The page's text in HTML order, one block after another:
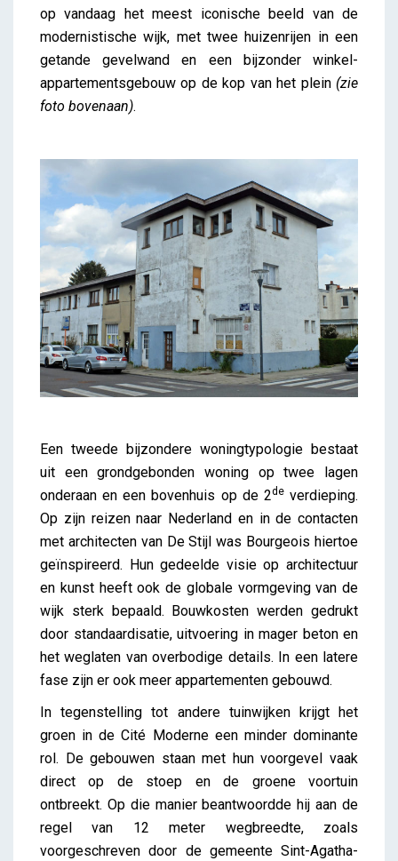
op vandaag het meest iconische beeld van de
modernistische wijk, met twee huizenrijen in een
getande gevelwand en een bijzonder winkel-
appartementsgebouw op de kop van het plein (zie
foto bovenaan).
Een tweede bijzondere woningtypologie bestaat
uit een grondgebonden woning op twee lagen
onderaan en een bovenhuis op de 2deverdieping.
Op zijn reizen naar Nederland en in de contacten
met architecten van De Stijl was Bourgeois hiertoe
geïnspireerd. Hun gedeelde visie op architectuur
en kunst heeft ook de globale vormgeving van de
wijk sterk bepaald. Bouwkosten werden gedrukt
door standaardisatie, uitvoering in mager beton en
het weglaten van overbodige details. In een latere
fase zijn er ook meer appartementen gebouwd.
In tegenstelling tot andere tuinwijken krijgt het
groen in de Cité Moderne een minder dominante
rol. De gebouwen staan met hun voorgevel vaak
direct op de stoep en de groene voortuin
ontbreekt. Op die manier beantwoordde hij aan de
regel van 12 meter wegbreedte, zoals
voorgeschreven door de gemeente Sint-Agatha-